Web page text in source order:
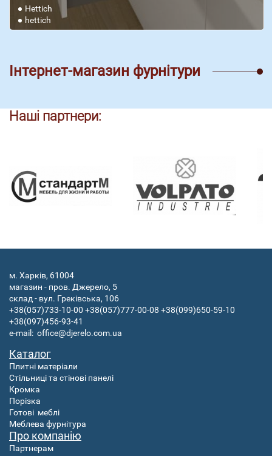
Hettich
hettich
Інтернет-магазин фурнітури
Наші партнери:
м. Харків, 61004
магазин - пров. Джерело, 5
склад - вул. Греківська, 106
+38(057)733-10-00 +38(057)777-00-08 +38(099)650-59-10
+38(097)456-93-41
e-mail: office@djerelo.com.ua
Каталог
Плитні матеріали
Стільниці та стінові панелі
Кромка
Порізка
Готові меблі
Меблева фурнітура
Про компанію
Партнерам